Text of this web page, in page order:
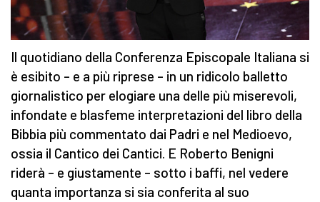
Il quotidiano della Conferenza Episcopale Italiana si
è esibito – e a più riprese – in un ridicolo balletto
giornalistico per elogiare una delle più miserevoli,
infondate e blasfeme interpretazioni del libro della
Bibbia più commentato dai Padri e nel Medioevo,
ossia il Cantico dei Cantici. E Roberto Benigni
riderà – e giustamente – sotto i baffi, nel vedere
quanta importanza si sia conferita al suo